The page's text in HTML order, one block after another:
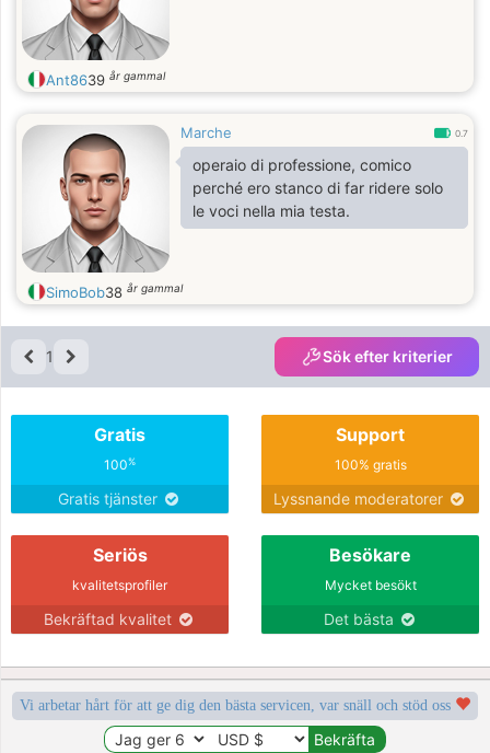
Ant8639 år gammal
Marche 0.7
operaio di professione, comico
perché ero stanco di far ridere solo
le voci nella mia testa.
SimoBob38 år gammal
1 Sök efter kriterier
Gratis
100%
Gratis tjänster
Support
100% gratis
Lyssnande moderatorer
Seriös
kvalitetsprofiler
Bekräftad kvalitet
Besökare
Mycket besökt
Det bästa
Vi arbetar hårt för att ge dig den bästa servicen, var snäll och stöd oss